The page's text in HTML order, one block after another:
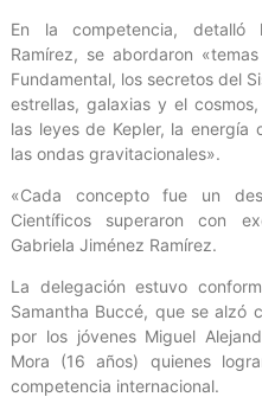
En la competencia, detalló
Ramírez, se abordaron
Fundamental, los secretos del
estrellas, galaxias y el
las leyes de Kepler, la energía
las ondas gravitacionales».
«Cada concepto fue un
Científicos superaron con
Gabriela Jiménez Ramírez.
La delegación estuvo
Samantha Buccé, que se alzó
por los jóvenes Miguel
Mora (16 años) quienes
competencia internacional.